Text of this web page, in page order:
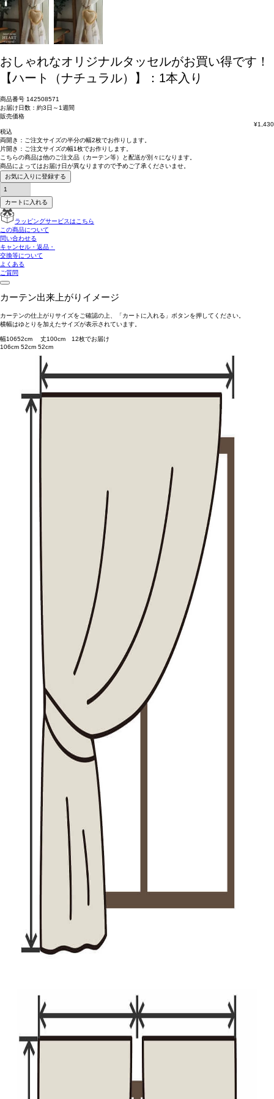
おしゃれなオリジナルタッセルがお買い得です！
【ハート（ナチュラル）】：1本入り
商品番号 142508571
お届け日数：約3日～1週間
販売価格
¥1,430
税込
両開き： ご注文サイズの半分の幅2枚でお作りします。
片開き： ご注文サイズの幅1枚でお作りします。
こちらの商品は他のご注文品（カーテン等）と配送が別々 になります。
商品によってはお届け日が異なりますので予めご了承くださいませ。
お気に入りに登録する
カートに入れる
ラッピングサービスはこちら
この商品について
問い合わせる
キャンセル・返品・
交換等について
よくある
ご質問
カーテン出来上がりイメージ
カーテンの仕上がりサイズをご確認の上、「カートに入れる」ボタンを押してください。
横幅はゆとりを加えたサイズが表示されています。
幅10652cm 丈100cm 12枚でお届け
106cm 52cm 52cm